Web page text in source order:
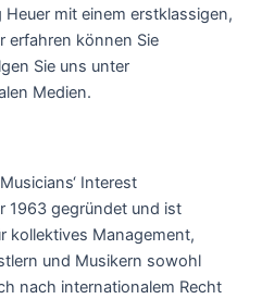
mit einem erstklassigen,
erfahren können Sie
Sie uns unter
Medien.
Interest
1963 gegründet und ist
kollektives Management,
und Musikern sowohl
nach internationalem Recht